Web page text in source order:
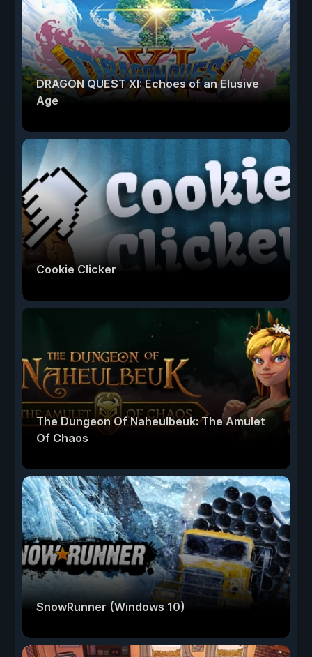
DRAGON QUEST XI: Echoes of an Elusive
Age
Cookie Clicker
The Dungeon Of Naheulbeuk: The Amulet
Of Chaos
SnowRunner (Windows 10)